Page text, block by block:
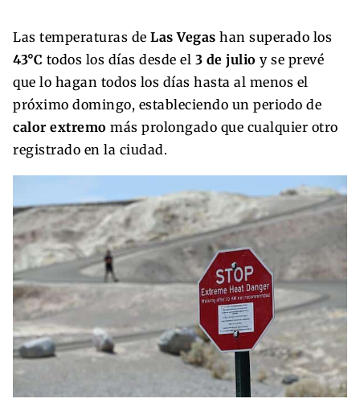
Las temperaturas de Las Vegas han superado los
43°C todos los días desde el 3 de julio y se prevé
que lo hagan todos los días hasta al menos el
próximo domingo, estableciendo un periodo de
calor extremo más prolongado que cualquier otro
registrado en la ciudad.